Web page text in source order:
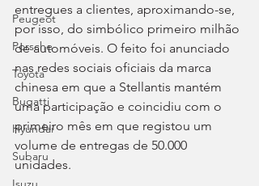
Peugeot
Porsche
Toyota
Bugatti
Hyundai
Subaru
entregues a clientes, aproximando-se,
por isso, do simbólico primeiro milhão
de automóveis. O feito foi anunciado
nas redes sociais oficiais da marca
chinesa em que a Stellantis mantém
uma participação e coincidiu com o
primeiro mês em que registou um
volume de entregas de 50.000
unidades.